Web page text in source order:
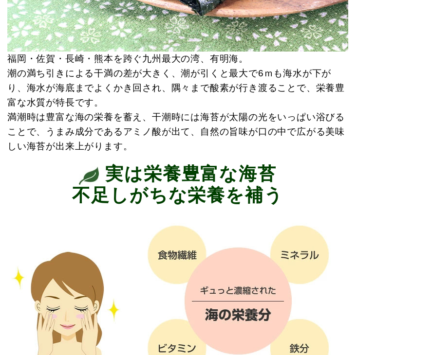
福岡・佐賀・長崎・熊本を跨ぐ九州最大の湾、有明海。
潮の満ち引きによる干満の差が大きく、潮が引くと最大で6ｍも海水が下が
り、海水が海底までよくかき回され、隅々まで酸素が行き渡ることで、栄養豊
富な水質が特長です。
満潮時は豊富な海の栄養を蓄え、干潮時には海苔が太陽の光をいっぱい浴びる
ことで、うまみ成分であるアミノ酸が出て、自然の旨味が口の中で広がる美味
しい海苔が出来上がります。
実は栄養豊富な海苔
不足しがちな栄養を補う